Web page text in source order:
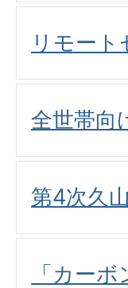
リモー
全世帯向
第4次久
「カー